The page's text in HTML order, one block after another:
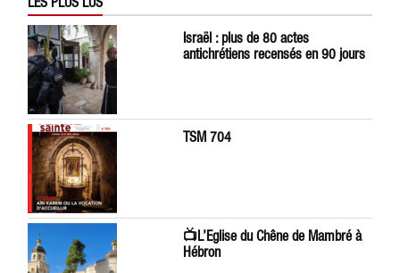
Israël : plus de 80 actes
antichrétiens recensés en 90 jours
TSM 704
📺L’Eglise du Chêne de Mambré à
Hébron